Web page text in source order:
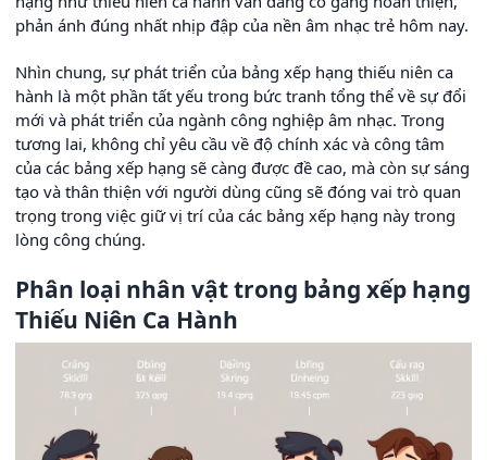
phản ánh đúng nhất nhịp đập của nền âm nhạc trẻ hôm nay.
Nhìn chung, sự phát triển của bảng xếp hạng thiếu niên ca
hành là một phần tất yếu trong bức tranh tổng thể về sự đổi
mới và phát triển của ngành công nghiệp âm nhạc. Trong
tương lai, không chỉ yêu cầu về độ chính xác và công tâm
của các bảng xếp hạng sẽ càng được đề cao, mà còn sự sáng
tạo và thân thiện với người dùng cũng sẽ đóng vai trò quan
trọng trong việc giữ vị trí của các bảng xếp hạng này trong
lòng công chúng.
Phân loại nhân vật trong bảng xếp hạng
Thiếu Niên Ca Hành